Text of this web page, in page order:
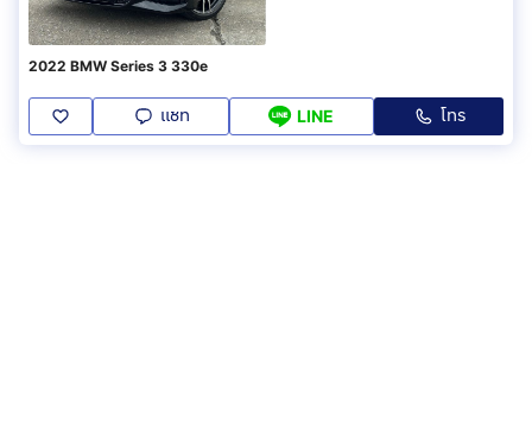
2022 BMW Series 3 330e
แชท LINE โทร